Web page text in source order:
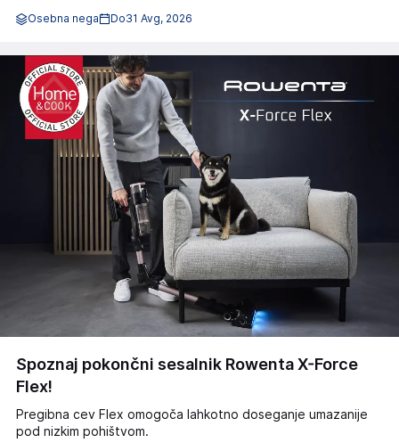
Osebna nega Do31 Avg, 2026
Spoznaj pokončni sesalnik Rowenta X-Force
Flex!
Pregibna cev Flex omogoča lahkotno doseganje umazanije
pod nizkim pohištvom.